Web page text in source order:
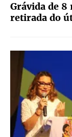
Grávida de 8
retirada do